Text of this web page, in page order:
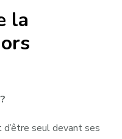
la
seul devant ses